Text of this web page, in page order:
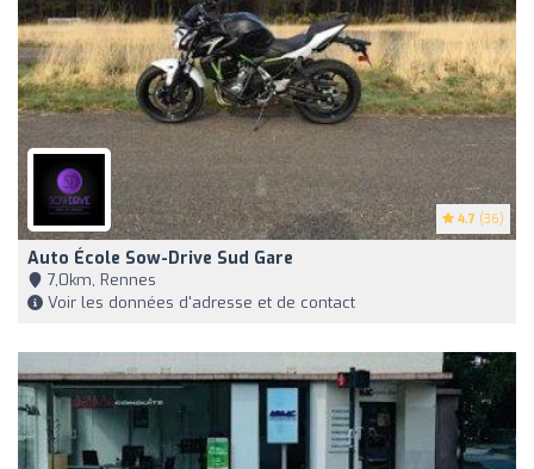
4.7 (36)
Auto École Sow-Drive Sud Gare
7,0km, Rennes
Voir les données d'adresse et de contact